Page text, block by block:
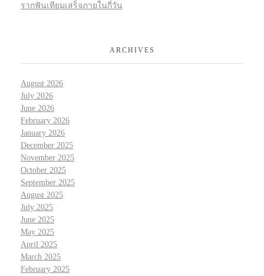
รากฟันเทียมเสร็จภายในกี่วัน
ARCHIVES
August 2026
July 2026
June 2026
February 2026
January 2026
December 2025
November 2025
October 2025
September 2025
August 2025
July 2025
June 2025
May 2025
April 2025
March 2025
February 2025